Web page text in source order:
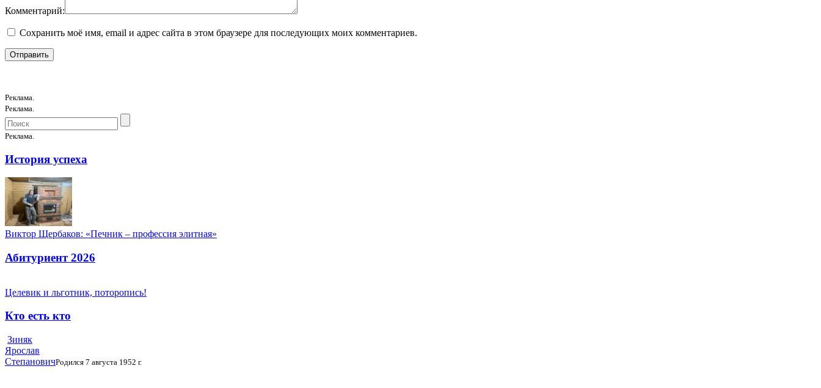
Комментарий:
Сохранить моё имя, email и адрес сайта в этом браузере для последующих моих комментариев.
Реклама.
Реклама.
Реклама.
История успеха
Виктор Щербаков: «Печник – профессия элитная»
Абитуриент 2026
Целевик и льготник, поторопись!
Кто есть кто
Зиняк
Ярослав
СтепановичРодился 7 августа 1952 г.